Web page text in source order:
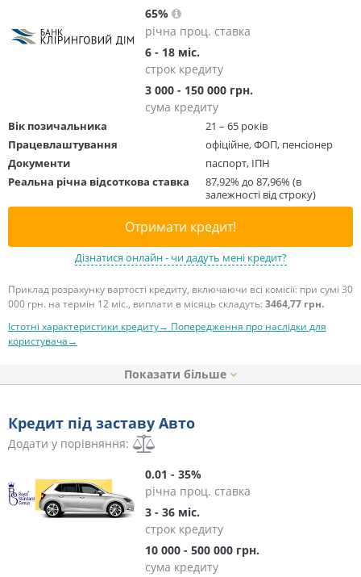
65%
річна проц. ставка
6 - 18 міс.
строк кредиту
3 000 - 150 000 грн.
сума кредиту
Вік позичальника
21 – 65 років
Працевлаштування
офіційне, ФОП, пенсіонер
Документи
паспорт, ІПН
Реальна річна відсоткова ставка
87,92% до 87,96% (в
залежності від строку)
Отримати кредит!
Дізнатися онлайн - чи дадуть мені кредит?
Приклад розрахунку вартості кредиту, включаючи всі комісії: при сумі 30
000 грн. на термін 12 міс., виплати в місяць складуть: 3464,77 грн.
Істотні характеристики кредиту→ Попередження про наслідки для
користувача→
Показати
Кредит під заставу Авто
Додати у порівняння:
0.01 - 35%
річна проц. ставка
3 - 36 міс.
строк кредиту
10 000 - 500 000 грн.
сума кредиту